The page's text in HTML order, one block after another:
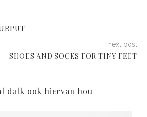
next post
SHOES AND SOCKS FOR TINY FEET
dalk ook hiervan hou